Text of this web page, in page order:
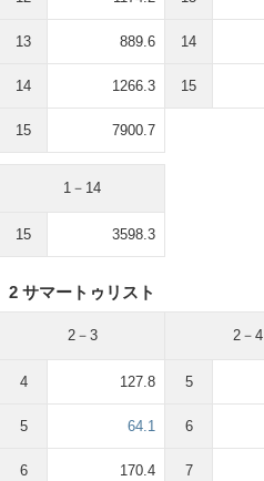
13 889.6
14 1266.3
15 7900.7
14
15
1－14
15 3598.3
2 サマートゥリスト
2－3
4 127.8
5 64.1
6 170.4
2－4
5
6
7